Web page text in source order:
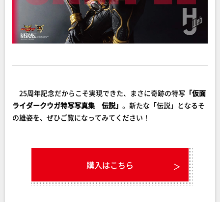
25周年記念だからこそ実現できた、まさに奇跡の特写 「仮面
ライダークウガ特写写真集 伝説」 。新たな「伝説」となるそ
の雄姿を、ぜひご覧になってみてください！
購入はこちら